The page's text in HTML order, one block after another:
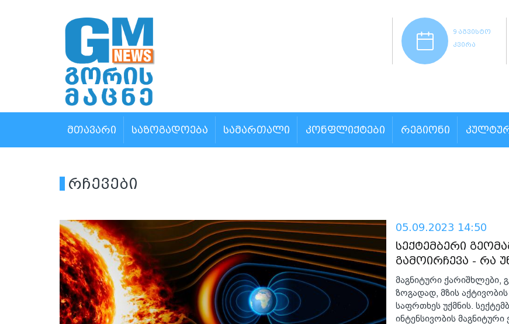
9 აგვისტო
კვირა
ᲛᲗᲐᲕᲐᲠᲘ ᲡᲐᲖᲝᲒᲐᲓᲝᲔᲑᲐ ᲡᲐᲛᲐᲠᲗᲐᲚᲘ ᲙᲝᲜᲤᲚᲘᲥᲢᲔᲑᲘ ᲠᲔᲒᲘᲝᲜᲘ
რჩევები
05.09.2023 14:50
სექტემბერი
გამოირჩევა - რა
მაგნიტური ქარიშხლები,
ზოგადად, მზის
საფრთხეს უქმნის.
ინტენსივობის